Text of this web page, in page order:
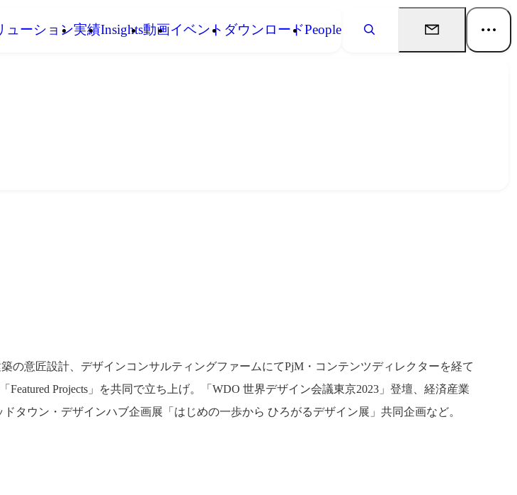
ューション実績Insights動画イベント ダウンロードPeople
の意匠設計、デザインコンサルティングファームにてPjM・コンテンツディレクターを経て
Featured Projects」を共同で立ち上げ。「WDO 世界デザイン会議東京2023」登壇、経済産業
タウン・デザインハブ企画展「はじめの一歩から ひろがるデザイン展」共同企画など。